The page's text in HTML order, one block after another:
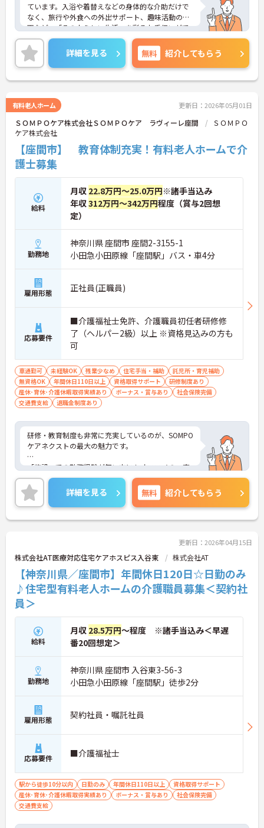
ています。入浴や着替えなどの身体的な介助だけで
なく、旅行や外食への外出サポート、趣味活動の企
画など、「その人らしい生活」を彩るお手伝いがで
きるのが大きな特徴です。「生活の楽しみ」を一緒
に共有し、笑顔を引き出すことができるため、日々
の業務を通じて深いやりがいを感じることができま
す。
＜手厚い研修とサポート体制＞入社時には研修施設
べます。現場配属後も、先輩職員が一緒に行うOJT
研修で丁寧に業務を教えるので、独り立ちまで安心
してステップアップできます。入社後のフォローア
ップ研修も定期的にあり、悩みや不安を解消しなが
ら成長できます。
＜働きながら資格取得＆収入アップを目指せる＞
「実務者研修」の費用は全額会社負担、「介護福祉
士」の講習会実施など、資格取得へのバックアップ
が非常に充実しています。
詳細を見る 無料 紹介してもらう
有料老人ホーム 更新日：2026年05月01日
ＳＯＭＰＯケア株式会社ＳＯＭＰＯケア ラヴィーレ座間
ＳＯＭＰＯ
ケア株式会社
【座間市】 教育体制充実！有料老人ホームで介
護士募集
給料
月収 22.8万円～25.0万円※諸手当込み
年収312万円～342万円程度（賞与2回想
定）
勤務地
神奈川県 座間市 座間2-3155-1
小田急小田原線「座間駅」バス・車4分
雇用形態 正社員(正職員)
応募要件
■介護福祉士免許、介護職員初任者研修修
了（ヘルパー2級）以上 ※資格見込みの方も
可
車通勤可 未経験OK 残業少なめ 住宅手当・補助
託児所・育児補助
無資格OK
年間休日110日以上 資格取得サポート
研修制度あり
産休･育休･介護休暇取得実績あり
ボーナス・賞与あり
社会保険完備
交通費支給
退職金制度あり
研修・教育制度も非常に充実しているのが、SOMPO
ケアネクストの最大の魅力です。
「施設」での勤務経験が無い方にもオススメの、充
実の受け入れ態勢が完備されています。2016年4月
に東京都港区の本社近くに「研修センター」がOPE
N！模擬施設となっており、全職種共通でリアルな
研修が受けられます。このような取り組みも業界で
は非常にめずらしいものとなっており、社員思いの
詳細を見る 無料 紹介してもらう
更新日：2026年04月15日
株式会社AT医療対応住宅ケアホスピス入谷東 株式会社AT
【神奈川県／座間市】年間休日120日☆日勤のみ
♪住宅型有料老人ホームの介護職員募集＜契約社
員＞
給料
月収 28.5万円～程度 ※諸手当込み＜早遅
番20回想定＞
勤務地
神奈川県 座間市 入谷東3-56-3
小田急小田原線「座間駅」徒歩2分
雇用形態 契約社員・嘱託社員
応募要件 ■介護福祉士
駅から徒歩10分以内 日勤のみ 年間休日110日以上
資格取得サポート
産休･育休･介護休暇取得実績あり
ボーナス・賞与あり
社会保険完備
交通費支給